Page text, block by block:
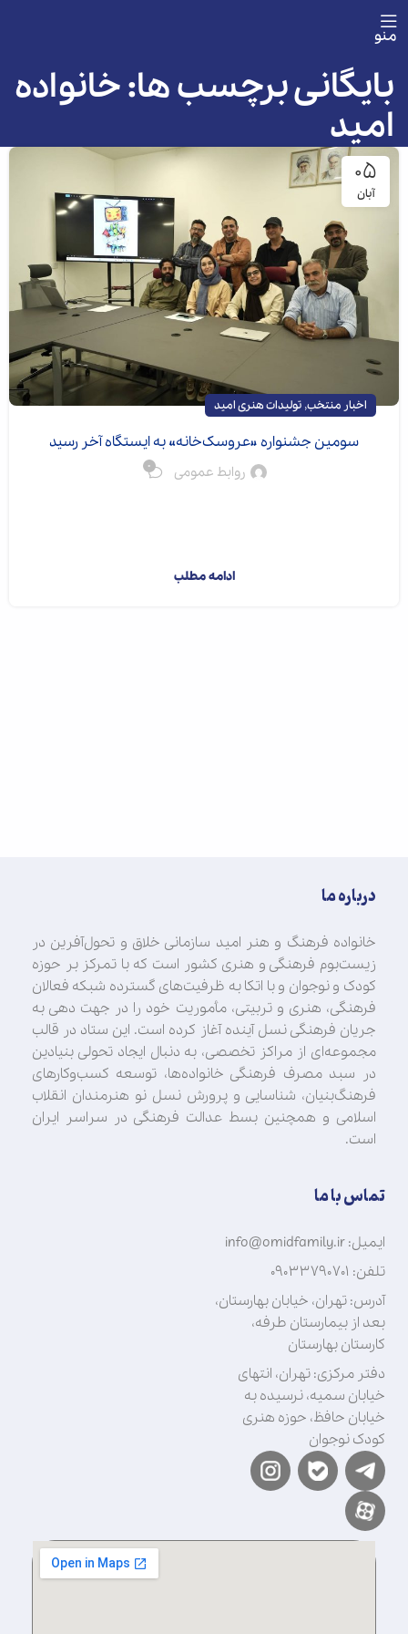
منو
بایگانی برچسب ها: خانواده
امید
۰۵
آبان
اخبار منتخب, تولیدات هنری امید
سومین جشنواره «عروسک‌خانه» به ایستگاه آخر رسید
روابط عمومی 0
ادامه مطلب
درباره ما
خانواده فرهنگ و هنر امید سازمانی خلاق و تحول‌آفرین در
زیست‌بوم فرهنگی و هنری کشور است که با تمرکز بر حوزه
کودک و نوجوان و با اتکا به ظرفیت‌های گسترده شبکه فعالان
فرهنگی، هنری و تربیتی، مأموریت خود را در جهت‌ دهی به
جریان فرهنگی نسل آینده آغاز کرده است. این ستاد در قالب
مجموعه‌ای از مراکز تخصصی، به دنبال ایجاد تحولی بنیادین
در سبد مصرف فرهنگی خانواده‌ها، توسعه کسب‌وکارهای
فرهنگ‌بنیان، شناسایی و پرورش نسل نو هنرمندان انقلاب
اسلامی و همچنین بسط عدالت فرهنگی در سراسر ایران
است.
تماس با ما
ایمیل: info@omidfamily.ir
تلفن: ۰۹۰۳۳۷۹۰۷۰۱
آدرس: تهران، خیابان بهارستان،
بعد از بیمارستان طرفه،
کارستان بهارستان
دفتر مرکزی: تهران، انتهای
خیابان سمیه، نرسیده به
خیابان حافظ، حوزه هنری
کودک نوجوان